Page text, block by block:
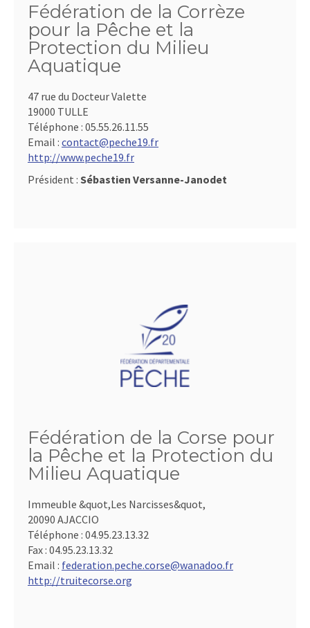
Fédération de la Corrèze
pour la Pêche et la
Protection du Milieu
Aquatique
47 rue du Docteur Valette
19000 TULLE
Téléphone : 05.55.26.11.55
Email : contact@peche19.fr
http://www.peche19.fr
Président : Sébastien Versanne-Janodet
Fédération de la Corse pour
la Pêche et la Protection du
Milieu Aquatique
Immeuble &quot,Les Narcisses&quot,
20090 AJACCIO
Téléphone : 04.95.23.13.32
Fax : 04.95.23.13.32
Email : federation.peche.corse@wanadoo.fr
http://truitecorse.org